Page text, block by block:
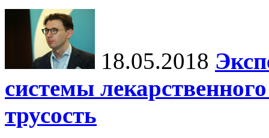
18.05.2018
системы
трусость